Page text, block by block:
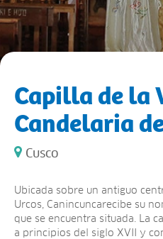
Capilla de la
Candelaria
Cusco
Ubicada sobre un antiguo
Urcos, Canincuncarecibe su
que se encuentra situada. La
a principios del siglo XVII y